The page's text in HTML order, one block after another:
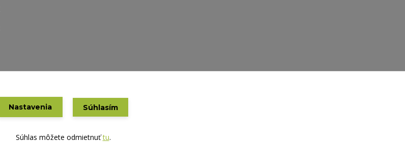
Nastavenia Súhlasím
Súhlas môžete odmietnuťtu.